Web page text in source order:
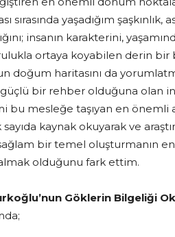
yaşadığım şaşkınlık,
insanın karakterini,
ortaya koyabilen derin bir
doğum haritasını da
bir rehber olduğuna olan
bu mesleğe taşıyan en önemli
kaynak okuyarak ve
bir temel oluşturmanın
olduğunu fark ettim.
Göklerin Bilgeliği